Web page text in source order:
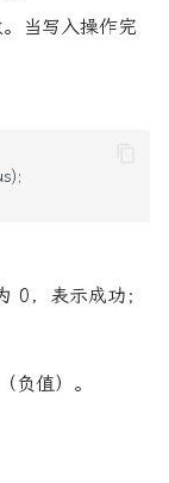
当写入操作完
0，表示成功；
负值）。